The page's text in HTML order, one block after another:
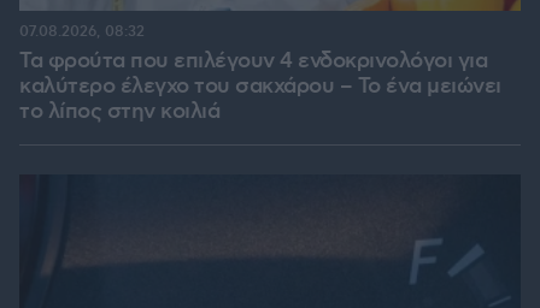
Τα φρούτα που επιλέγουν 4 ενδοκρινολόγοι για
καλύτερο έλεγχο του σακχάρου – Το ένα μειώνει
το λίπος στην κοιλιά
07.08.2026, 08:32